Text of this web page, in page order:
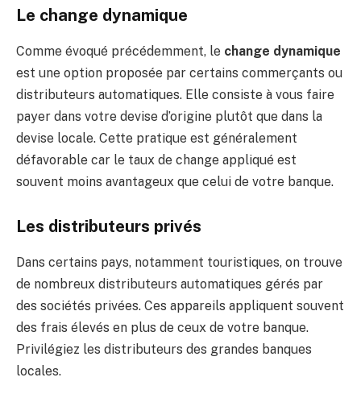
Le change dynamique
Comme évoqué précédemment, le change dynamique
est une option proposée par certains commerçants ou
distributeurs automatiques. Elle consiste à vous faire
payer dans votre devise d’origine plutôt que dans la
devise locale. Cette pratique est généralement
défavorable car le taux de change appliqué est
souvent moins avantageux que celui de votre banque.
Les distributeurs privés
Dans certains pays, notamment touristiques, on trouve
de nombreux distributeurs automatiques gérés par
des sociétés privées. Ces appareils appliquent souvent
des frais élevés en plus de ceux de votre banque.
Privilégiez les distributeurs des grandes banques
locales.